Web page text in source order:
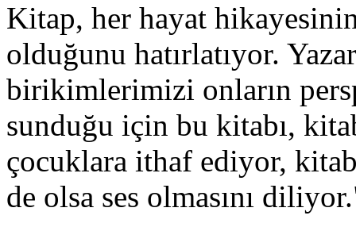
Kitap, her hayat
olduğunu hatırlatıyor.
birikimlerimizi onların
sunduğu için bu kitabı,
çocuklara ithaf ediyor,
de olsa ses olmasını